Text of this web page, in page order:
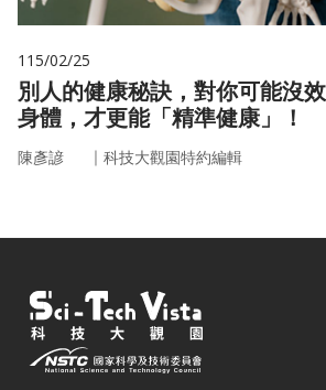
115/02/25
別人的健康秘訣，對你可能沒
身體，才更能「精準健康」！
陳彥諺 ｜ 科技大觀園特約編輯